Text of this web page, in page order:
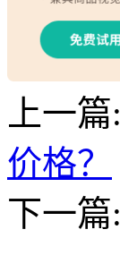
上一篇:
价格？
下一篇: